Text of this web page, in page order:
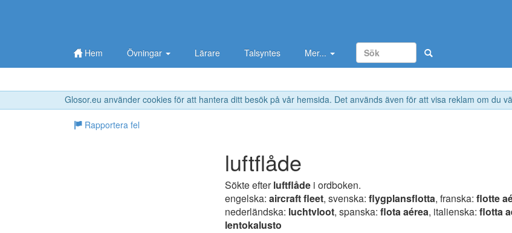
Glosor.eu använder cookies för att hantera ditt besök på vår hemsida. Det används även för att visa reklam om du
Hem Övningar Lärare Talsyntes Mer...
Rapportera fel
luftflåde
Sökte efterluftflåde i ordboken.
engelska: aircraft fleet, svenska: flygplansflotta, franska: flotte
nederländska: luchtvloot, spanska: flota aérea, italienska: flotta
lentokalusto